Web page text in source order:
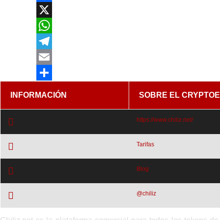
Facebook
X
WhatsApp
Telegram
Email
Compartir
INFORMACIÓN
SOBRE EL
https://www.chiliz.net/
Tarifas
Blog
@chiliz